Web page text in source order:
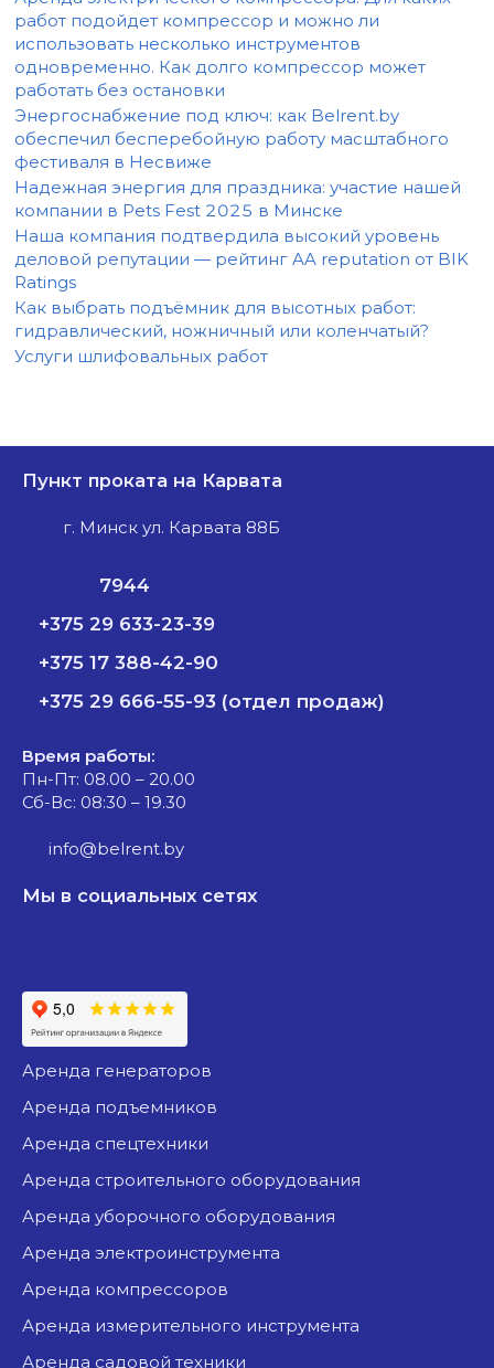
работ подойдет компрессор и можно ли
использовать несколько инструментов
одновременно. Как долго компрессор может
работать без остановки
Энергоснабжение под ключ: как Belrent.by
обеспечил бесперебойную работу масштабного
фестиваля в Несвиже
Надежная энергия для праздника: участие нашей
компании в Pets Fest 2025 в Минске
Наша компания подтвердила высокий уровень
деловой репутации — рейтинг AA reputation от BIK
Ratings
Как выбрать подъёмник для высотных работ:
гидравлический, ножничный или коленчатый?
Услуги шлифовальных работ
Пункт проката на Карвата
г. Минск ул. Карвата 88Б
7944
+375 29 633-23-39
+375 17 388-42-90
+375 29 666-55-93 (отдел продаж)
Время работы:
Пн-Пт: 08.00 – 20.00
Сб-Вс: 08:30 – 19.30
info@belrent.by
Мы в социальных сетях
аренда генераторов
аренда подъемников
аренда спецтехники
аренда строительного оборудования
аренда уборочного оборудования
аренда электроинструмента
аренда компрессоров
аренда измерительного инструмента
аренда садовой техники